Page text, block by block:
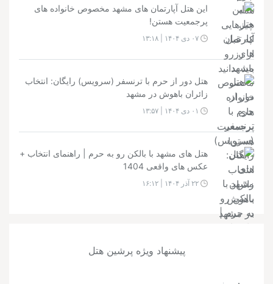
این هتل آپارتمان های مشهد مخصوص خانواده های
پرجمعیت هستن!
هتل دور از حرم با ترنسفر (سرویس) رایگان: انتخاب
زائران باهوش در مشهد
هتل های مشهد با بالکن رو به حرم | راهنمای انتخاب +
عکس های واقعی 1404
پیشنهاد ویژه پرشین هتل